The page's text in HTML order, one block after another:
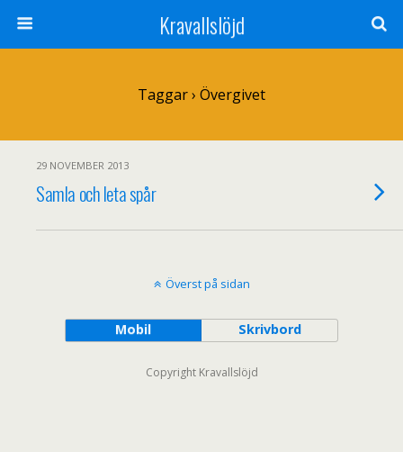
Kravallslöjd
Taggar › Övergivet
29 NOVEMBER 2013
Samla och leta spår
Överst på sidan
Mobil Skrivbord
Copyright Kravallslöjd